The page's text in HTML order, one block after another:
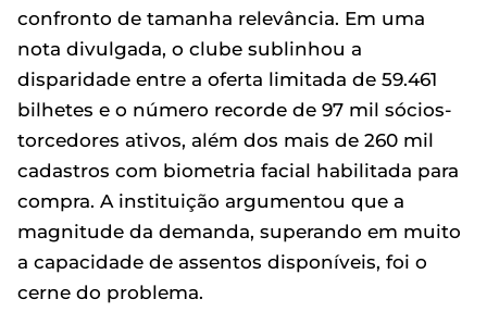
confronto de tamanha relevância. Em uma
nota divulgada, o clube sublinhou a
disparidade entre a oferta limitada de 59.461
bilhetes e o número recorde de 97 mil sócios-
torcedores ativos, além dos mais de 260 mil
cadastros com biometria facial habilitada para
compra. A instituição argumentou que a
magnitude da demanda, superando em muito
a capacidade de assentos disponíveis, foi o
cerne do problema.